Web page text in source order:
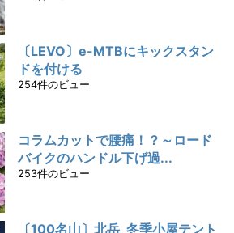
〔LEVO〕e-MTBにキックスタン
ドを付ける
254件のビュー
コラムカットで腰痛！？～ロード
バイクのハンドル下げ過...
253件のビュー
〔100名山〕北岳_冬季小屋テント